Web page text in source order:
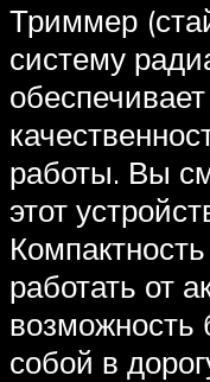
Триммер
систему
работы. Вы
этот
работать от
возможность
собой в